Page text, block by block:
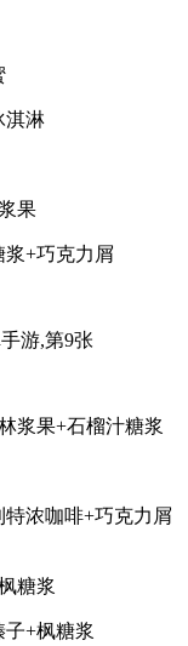
淇淋
果
+巧克力屑
浆果+石榴汁糖浆
浓咖啡+巧克力屑
糖浆
+枫糖浆